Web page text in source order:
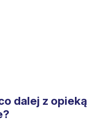
dalej z opieką